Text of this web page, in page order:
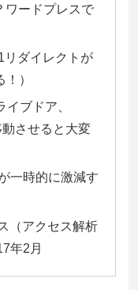
ワードプレスで
リダイレクトが
）
ブドア、
させると大変
一時的に激減す
（アクセス解析
年2月